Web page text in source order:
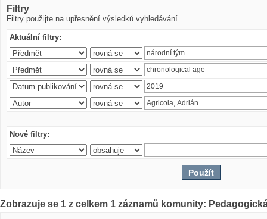
Filtry
Filtry použijte na upřesnění výsledků vyhledávání.
Aktuální filtry:
Nové filtry:
Zobrazuje se 1 z celkem 1 záznamů komunity: